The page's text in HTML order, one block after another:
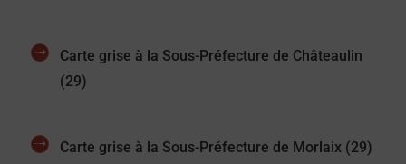
Carte grise à la Sous-Préfecture de Châteaulin
(29)
Carte grise à la Sous-Préfecture de Morlaix (29)